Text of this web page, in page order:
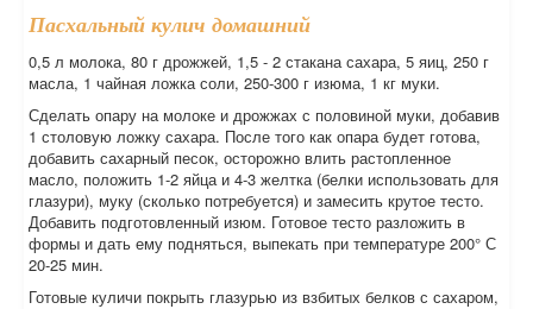
Пасхальный кулич домашний
0,5 л молока, 80 г дрожжей, 1,5 - 2 стакана сахара, 5 яиц, 250 г
масла, 1 чайная ложка соли, 250-300 г изюма, 1 кг муки.
Сделать опару на молоке и дрожжах с половиной муки, добавив
1 столовую ложку сахара. После того как опара будет готова,
добавить сахарный песок, осторожно влить растопленное
масло, положить 1-2 яйца и 4-3 желтка (белки использовать для
глазури), муку (сколько потребуется) и замесить крутое тесто.
Добавить подготовленный изюм. Готовое тесто разложить в
формы и дать ему подняться, выпекать при температуре 200° С
20-25 мин.
Готовые куличи покрыть глазурью из взбитых белков с сахаром,